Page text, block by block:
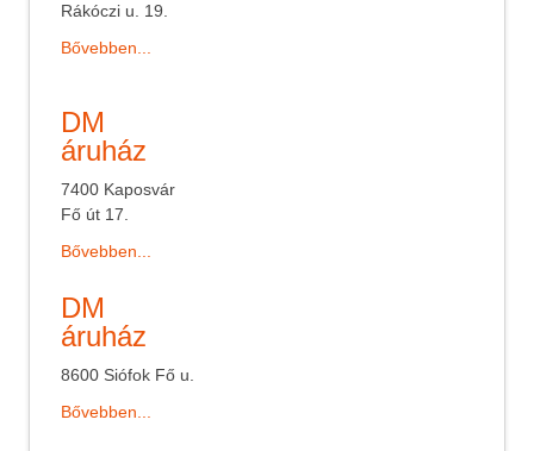
Rákóczi u. 19.
Bővebben...
DM
áruház
7400 Kaposvár
Fő út 17.
Bővebben...
DM
áruház
8600 Siófok Fő u.
Bővebben...